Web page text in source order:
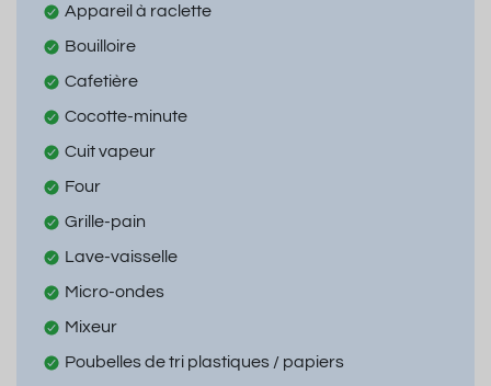
Appareil à raclette
Bouilloire
Cafetière
Cocotte-minute
Cuit vapeur
Four
Grille-pain
Lave-vaisselle
Micro-ondes
Mixeur
Poubelles de tri plastiques / papiers